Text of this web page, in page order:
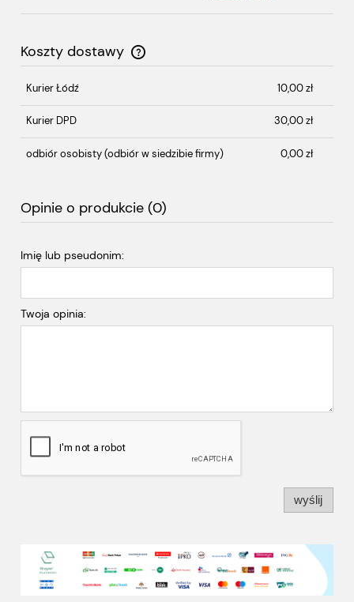
Koszty dostawy
Cena nie zawiera ewentualnych kosztów płatności
Kurier Łódź 10,00 zł
Kurier DPD 30,00 zł
odbiór osobisty(odbiór w siedzibie firmy) 0,00 zł
Opinie o produkcie (0)
Imię lub pseudonim:
Twoja opinia:
wyślij